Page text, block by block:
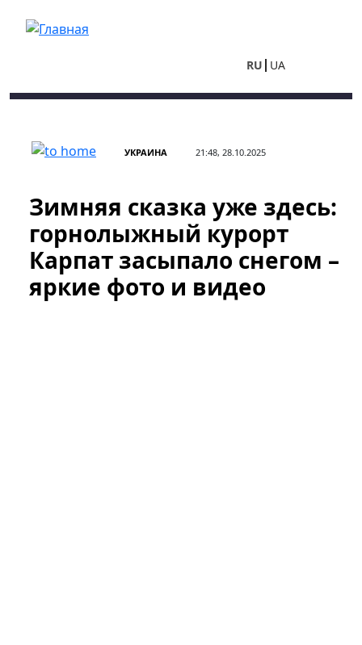
RU UA
УКРАИНА 21:48, 28.10.2025
Зимняя сказка уже здесь:
горнолыжный курорт
Карпат засыпало снегом –
яркие фото и видео